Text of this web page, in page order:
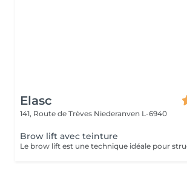
Elasc
141, Route de Trèves Niederanven L-6940
Brow lift avec teinture